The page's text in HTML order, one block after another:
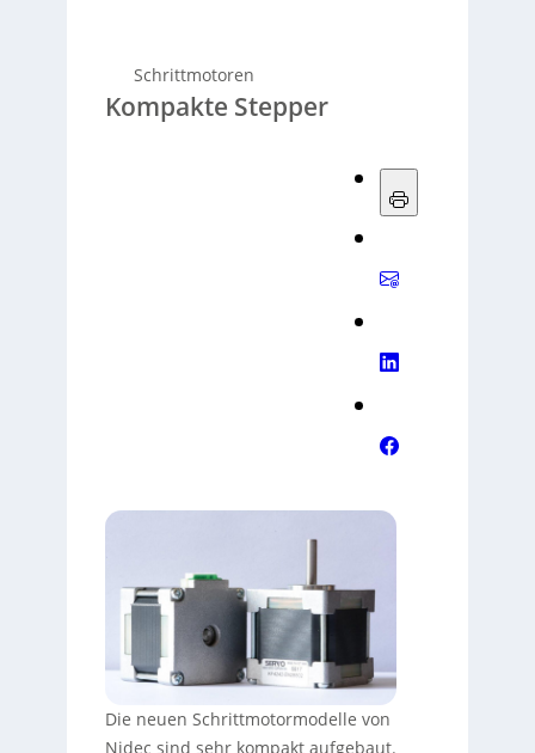
Schrittmotoren
Kompakte Stepper
Die neuen Schrittmotormodelle von
Nidec sind sehr kompakt aufgebaut.